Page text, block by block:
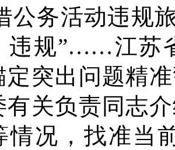
公务活动违规
违规”……江苏
定突出问题精
有关负责同志
情况，找准当